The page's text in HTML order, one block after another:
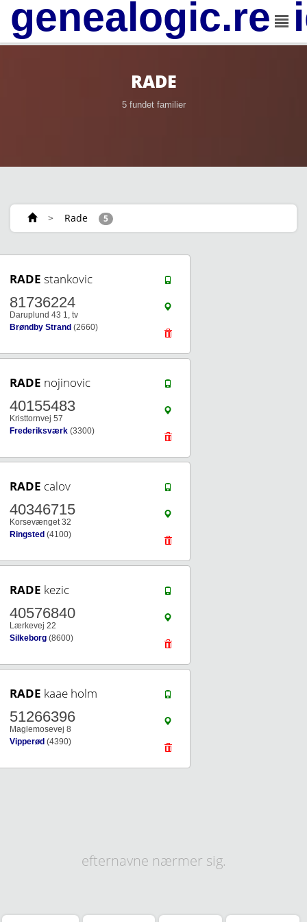
RADE
5 fundet familier
> Rade 5
RADE stankovic
81736224
Daruplund 43 1, tv
Brøndby Strand (2660)
RADE nojinovic
40155483
Kristtornvej 57
Frederiksværk (3300)
RADE calov
40346715
Korsevænget 32
Ringsted (4100)
RADE kezic
40576840
Lærkevej 22
Silkeborg (8600)
RADE kaae holm
51266396
Maglemosevej 8
Vipperød (4390)
efternavne nærmer sig.